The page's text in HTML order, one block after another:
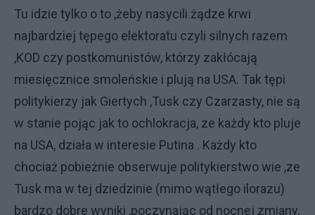
Tu idzie tylko o to ,żeby nasycili żądze krwi
najbardziej tępego elektoratu czyli silnych razem
,KOD czy postkomunistów, którzy zakłócają
miesięcznice smoleńskie i plują na USA. Tak tępi
politykierzy jak Giertych ,Tusk czy Czarzasty, nie są
w stanie pojąc jak to ochlokracja, ze każdy kto pluje
na USA, działa w interesie Putina . Każdy kto
chociaż pobieżnie obserwuje politykierstwo wie ,ze
Tusk ma w tej dziedzinie (mimo wątłego ilorazu)
bardzo dobre wyniki ,poczynając od nocnej zmiany,